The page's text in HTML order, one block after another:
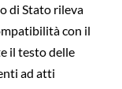
di Stato rileva
con il
il testo delle
ad atti